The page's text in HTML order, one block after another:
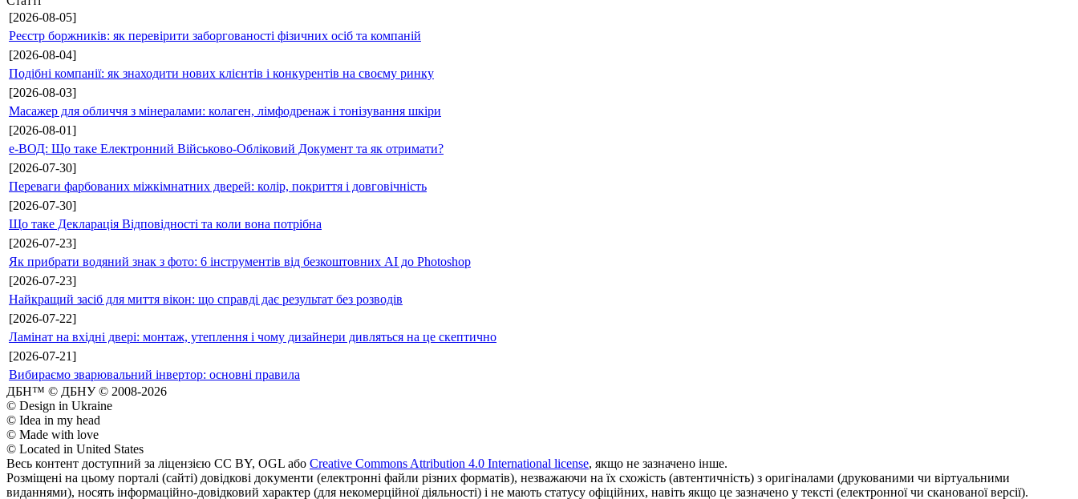
[2026-08-05]
Реєстр боржників: як перевірити заборгованості фізичних осіб та компаній
[2026-08-04]
Подібні компанії: як знаходити нових клієнтів і конкурентів на своєму ринку
[2026-08-03]
Масажер для обличчя з мінералами: колаген, лімфодренаж і тонізування шкіри
[2026-08-01]
е-ВОД: Що таке Електронний Військово-Обліковий Документ та як отримати?
[2026-07-30]
Переваги фарбованих міжкімнатних дверей: колір, покриття і довговічність
[2026-07-30]
Що таке Декларація Відповідності та коли вона потрібна
[2026-07-23]
Як прибрати водяний знак з фото: 6 інструментів від безкоштовних AI до Photoshop
[2026-07-23]
Найкращий засіб для миття вікон: що справді дає результат без розводів
[2026-07-22]
Ламінат на вхідні двері: монтаж, утеплення і чому дизайнери дивляться на це скептично
[2026-07-21]
Вибираємо зварювальний інвертор: основні правила
ДБН™ © ДБНУ © 2008-2026
© Design in Ukraine
© Idea in my head
© Made with love
© Located in United States
Весь контент доступний за ліцензією CC BY, OGL або Creative Commons Attribution 4.0 International license, якщо не зазначено інше.
Розміщені на цьому порталі (сайті) довідкові документи (електронні файли різних форматів), незважаючи на їх схожість (автентичність) з оригіналами (друкованими чи віртуальними
виданнями), носять інформаційно-довідковий характер (для некомерційної діяльності) і не мають статусу офіційних, навіть якщо це зазначено у тексті (електронної чи сканованої версії).